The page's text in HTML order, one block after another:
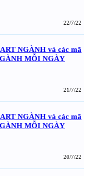
22/7/22
NGÀNH và các mã
MỖI NGÀY
21/7/22
NGÀNH và các mã
MỖI NGÀY
20/7/22